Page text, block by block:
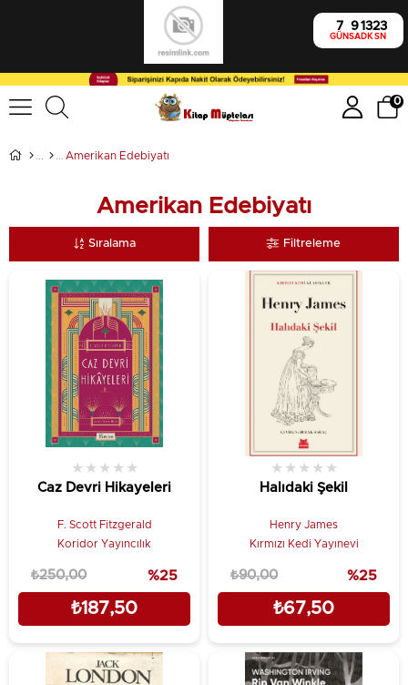
7
GÜN
9
SA
13
DK
21
SN
0
Amerikan Edebiyatı
Amerikan Edebiyatı
Filtreleme
Sıralama
Caz Devri Hikayeleri
★ ★ ★ ★ ★
F. Scott Fitzgerald
Koridor Yayıncılık
₺187,50
₺250,00 %25
Halıdaki Şekil
★ ★ ★ ★ ★
Henry James
Kırmızı Kedi Yayınevi
₺67,50
₺90,00 %25